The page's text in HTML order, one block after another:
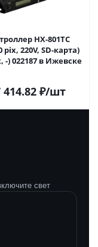
HX-801TC
pix, 220V, SD-карта)
-) 022187 в Ижевске
414.82₽/шт
свет